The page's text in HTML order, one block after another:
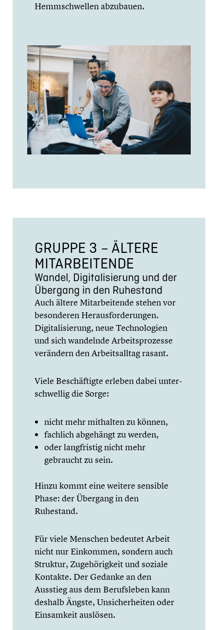
Hemmschwel­len abzubauen.
GRUPPE 3 – ÄLTERE
MITAR­BEI­TENDE
Wandel, Digita­li­sie­rung und der
Übergang in den Ruhestand
Auch ältere Mitar­bei­tende stehen vor
beson­de­ren Heraus­for­de­run­gen.
Digita­li­sie­rung, neue Techno­lo­gien
und sich wandelnde Arbeits­pro­zesse
verändern den Arbeits­all­tag rasant.
Viele Beschäf­tigte erleben dabei unter­
schwel­lig die Sorge:
nicht mehr mithalten zu können,
fachlich abgehängt zu werden,
oder langfris­tig nicht mehr
gebraucht zu sein.
Hinzu kommt eine weitere sensible
Phase: der Übergang in den
Ruhestand.
Für viele Menschen bedeutet Arbeit
nicht nur Einkommen, sondern auch
Struktur, Zugehö­rig­keit und soziale
Kontakte. Der Gedanke an den
Ausstieg aus dem Berufs­le­ben kann
deshalb Ängste, Unsicher­hei­ten oder
Einsam­keit auslösen.